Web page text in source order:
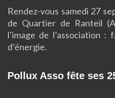
Rendez-vous samedi 27
de Quartier de Ranteil
l’image de l’association
d’énergie.
Pollux Asso fête ses